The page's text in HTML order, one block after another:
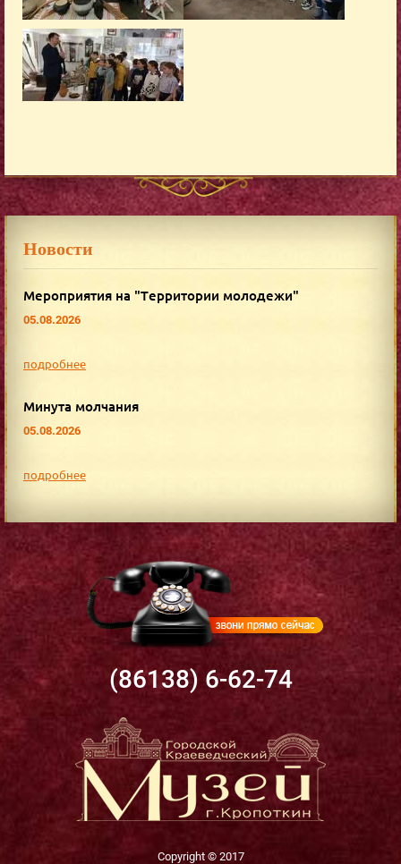
Новости
Мероприятия на "Территории молодежи"
05.08.2026
подробнее
Минута молчания
05.08.2026
подробнее
(86138) 6-62-74
Copyright © 2017